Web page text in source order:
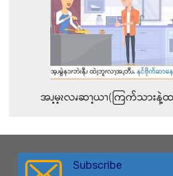
အၪ့မ့ၩလၧဆၫ့ယၫ(ကြက်သားနဲ့ထမ
Subscribe